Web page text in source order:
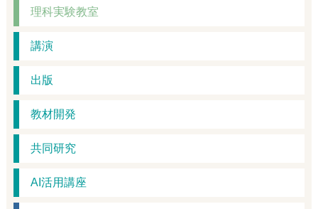
理科実験教室
講演
出版
教材開発
共同研究
AI活用講座